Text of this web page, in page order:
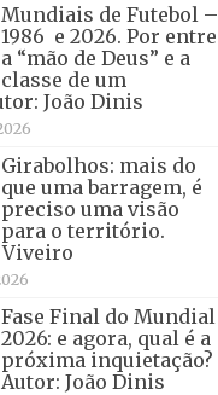
Mundiais de Futebol –
1986 e 2026. Por entre
a “mão de Deus” e a
classe de um
João Dinis
Girabolhos: mais do
que uma barragem, é
preciso uma visão
para o território.
Viveiro
Fase Final do Mundial
2026: e agora, qual é a
próxima inquietação?
Autor: João Dinis